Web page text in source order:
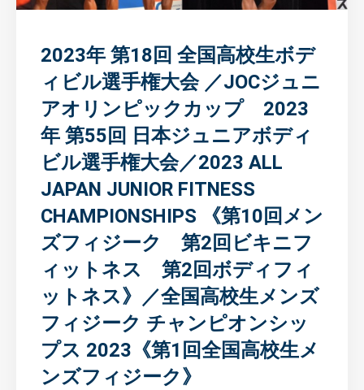
2023年 第18回 全国高校生ボデ
ィビル選手権大会 ／JOCジュニ
アオリンピックカップ 2023
年 第55回 日本ジュニアボディ
ビル選手権大会／2023 ALL
JAPAN JUNIOR FITNESS
CHAMPIONSHIPS 《第10回メン
ズフィジーク 第2回ビキニフ
ィットネス 第2回ボディフィ
ットネス》／全国高校生メンズ
フィジーク チャンピオンシッ
プス 2023《第1回全国高校生メ
ンズフィジーク》